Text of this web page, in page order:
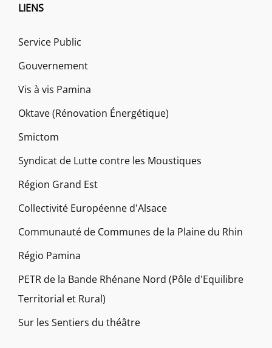
LIENS
Service Public
Gouvernement
Vis à vis Pamina
Oktave (Rénovation Énergétique)
Smictom
Syndicat de Lutte contre les Moustiques
Région Grand Est
Collectivité Européenne d'Alsace
Communauté de Communes de la Plaine du Rhin
Régio Pamina
PETR de la Bande Rhénane Nord (Pôle d'Equilibre
Territorial et Rural)
Sur les Sentiers du théâtre